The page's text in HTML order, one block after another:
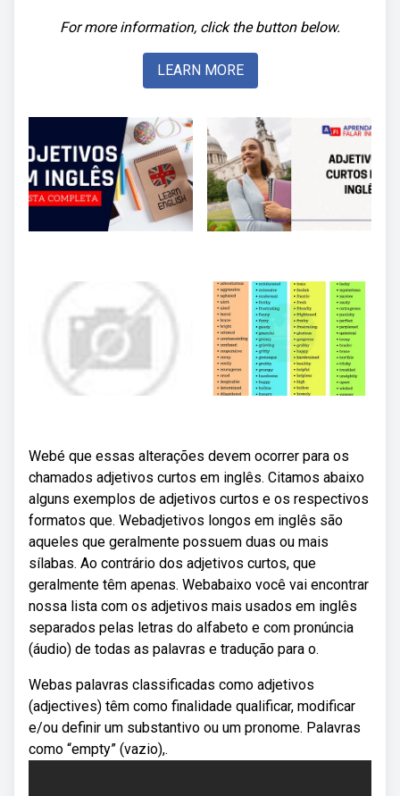
For more information, click the button below.
LEARN MORE
Webé que essas alterações devem ocorrer para os
chamados adjetivos curtos em inglês. Citamos abaixo
alguns exemplos de adjetivos curtos e os respectivos
formatos que. Webadjetivos longos em inglês são
aqueles que geralmente possuem duas ou mais
sílabas. Ao contrário dos adjetivos curtos, que
geralmente têm apenas. Webabaixo você vai encontrar
nossa lista com os adjetivos mais usados em inglês
separados pelas letras do alfabeto e com pronúncia
(áudio) de todas as palavras e tradução para o.
Webas palavras classificadas como adjetivos
(adjectives) têm como finalidade qualificar, modificar
e/ou definir um substantivo ou um pronome. Palavras
como “empty” (vazio),.